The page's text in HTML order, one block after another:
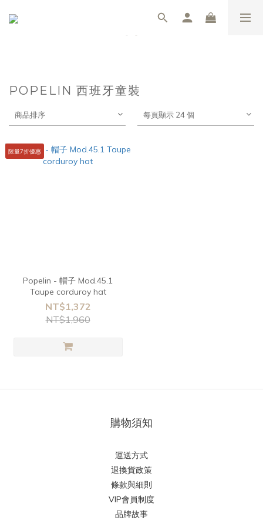
POPELIN 西班牙童裝
商品排序 每頁顯示 24 個
限量7折優惠
Popelin - 帽子 Mod.45.1
Taupe corduroy hat
NT$1,372
NT$1,960
購物須知
運送方式
退換貨政策
條款與細則
VIP會員制度
品牌故事